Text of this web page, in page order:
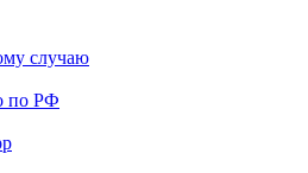
случаю
по РФ